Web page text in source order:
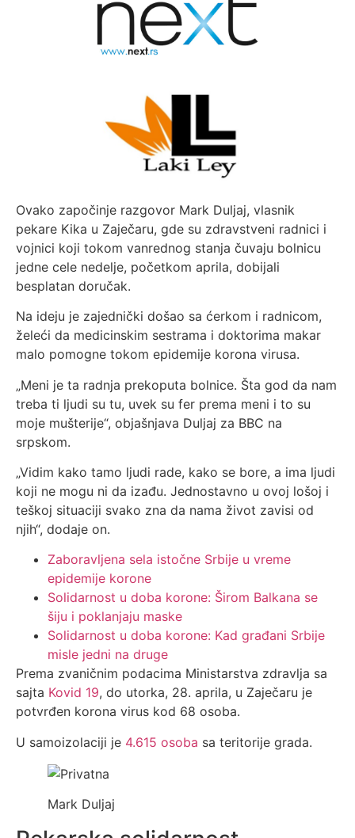
Ovako započinje razgovor Mark Duljaj, vlasnik
pekare Kika u Zaječaru, gde su zdravstveni radnici i
vojnici koji tokom vanrednog stanja čuvaju bolnicu
jedne cele nedelje, početkom aprila, dobijali
besplatan doručak.
Na ideju je zajednički došao sa ćerkom i radnicom,
želeći da medicinskim sestrama i doktorima makar
malo pomogne tokom epidemije korona virusa.
„Meni je ta radnja prekoputa bolnice. Šta god da nam
treba ti ljudi su tu, uvek su fer prema meni i to su
moje mušterije“, objašnjava Duljaj za BBC na
srpskom.
„Vidim kako tamo ljudi rade, kako se bore, a ima ljudi
koji ne mogu ni da izađu. Jednostavno u ovoj lošoj i
teškoj situaciji svako zna da nama život zavisi od
njih“, dodaje on.
Zaboravljena sela istočne Srbije u vreme
epidemije korone
Solidarnost u doba korone: Širom Balkana se
šiju i poklanjaju maske
Solidarnost u doba korone: Kad građani Srbije
misle jedni na druge
Prema zvaničnim podacima Ministarstva zdravlja sa
sajta Kovid 19, do utorka, 28. aprila, u Zaječaru je
potvrđen korona virus kod 68 osoba.
U samoizolaciji je 4.615 osoba sa teritorije grada.
Mark Duljaj